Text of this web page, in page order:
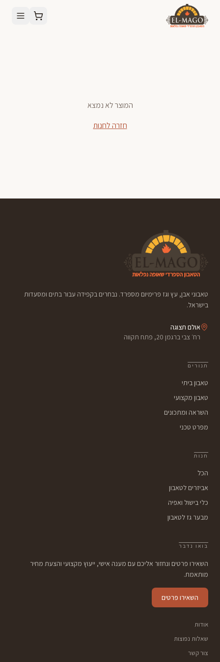
המוצר לא נמצא
חזרה לחנות
טאבוני אבן, עץ וגז פרימיום מספרד. נבחרים בקפידה עבור בתים ומסעדות
בישראל.
אולם תצוגה
רח׳ צבי ברגמן 20, פתח תקווה
תנורים
טאבון ביתי
טאבון מקצועי
השראה ומתכונים
מפרט טכני
חנות
הכל
אביזרים לטאבון
כלי בישול ואפיה
מבער גז לטאבון
בואו נדבר
השאירו פרטים ונחזור אליכם עם מענה אישי, ייעוץ מקצועי והצעת מחיר
מותאמת.
השאירו פרטים
אודות
שאלות נפוצות
צור קשר